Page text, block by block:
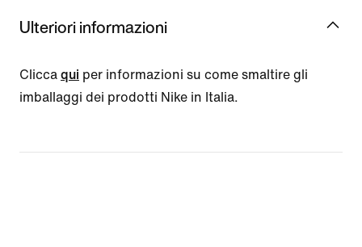
Ulteriori informazioni
Clicca qui per informazioni su come smaltire gli
imballaggi dei prodotti Nike in Italia.